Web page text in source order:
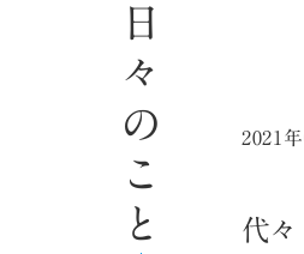
日々のこと 2021年
代々